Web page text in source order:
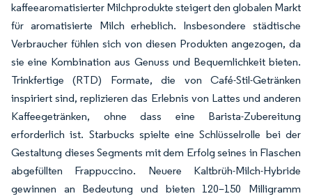
kaffeearomatisierter Milchprodukte steigert den globalen Markt
für aromatisierte Milch erheblich. Insbesondere städtische
Verbraucher fühlen sich von diesen Produkten angezogen, da
sie eine Kombination aus Genuss und Bequemlichkeit bieten.
Trinkfertige (RTD) Formate, die von Café-Stil-Getränken
inspiriert sind, replizieren das Erlebnis von Lattes und anderen
Kaffeegetränken, ohne dass eine Barista-Zubereitung
erforderlich ist. Starbucks spielte eine Schlüsselrolle bei der
Gestaltung dieses Segments mit dem Erfolg seines in Flaschen
abgefüllten Frappuccino. Neuere Kaltbrüh-Milch-Hybride
gewinnen an Bedeutung und bieten 120–150 Milligramm